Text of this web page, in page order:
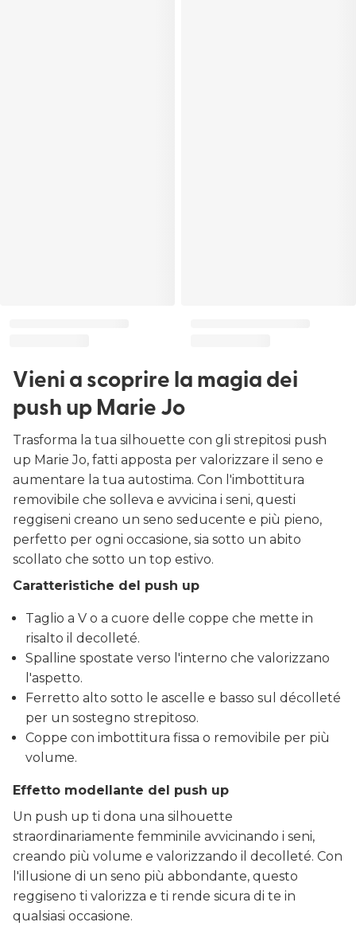
Vieni a scoprire la magia dei
push up Marie Jo
Trasforma la tua silhouette con gli strepitosi push
up Marie Jo, fatti apposta per valorizzare il seno e
aumentare la tua autostima. Con l'imbottitura
removibile che solleva e avvicina i seni, questi
reggiseni creano un seno seducente e più pieno,
perfetto per ogni occasione, sia sotto un abito
scollato che sotto un top estivo.
Caratteristiche del push up
Taglio a V o a cuore delle coppe che mette in
risalto il decolleté.
Spalline spostate verso l'interno che valorizzano
l'aspetto.
Ferretto alto sotto le ascelle e basso sul décolleté
per un sostegno strepitoso.
Coppe con imbottitura fissa o removibile per più
volume.
Effetto modellante del push up
Un push up ti dona una silhouette
straordinariamente femminile avvicinando i seni,
creando più volume e valorizzando il decolleté. Con
l'illusione di un seno più abbondante, questo
reggiseno ti valorizza e ti rende sicura di te in
qualsiasi occasione.